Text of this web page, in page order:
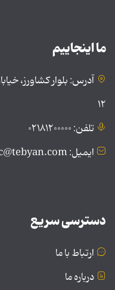
ما اینجاییم
آدرس: بلوار کشاورز،
۱۲
تلفن: ۰۲۱۸۱۲۰۰۰۰۰
ایمیل: public@tebyan.com
دسترسی سریع
ارتباط با ما
درباره ما